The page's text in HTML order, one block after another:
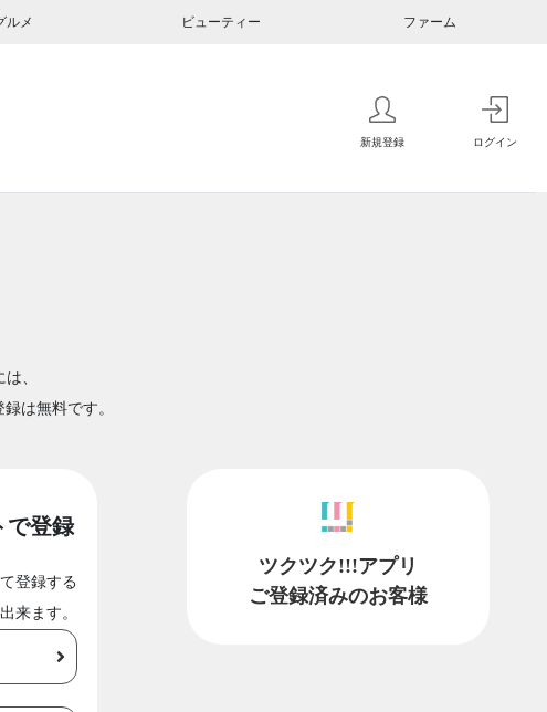
ルメ ビューティー ファーム
新規登録 ログイン
、
は無料です。
で登録
登録する
来ます。
ツクツク!!!アプリ
ご登録済みのお客様